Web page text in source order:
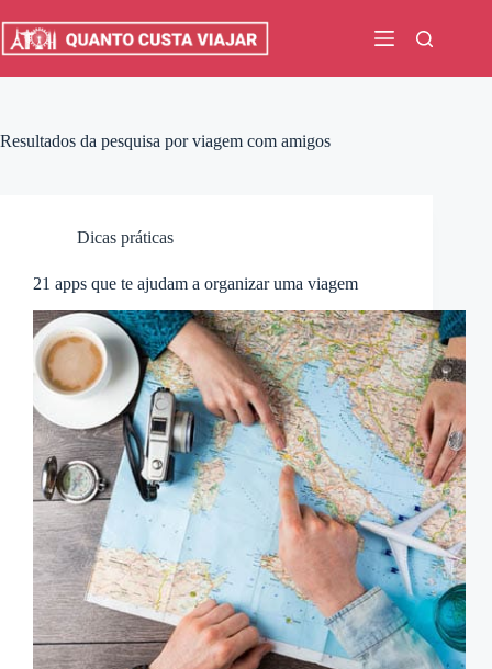
para
Resultados da pesquisa por viagem com amigos
Dicas práticas
21 apps que te ajudam a organizar uma viagem